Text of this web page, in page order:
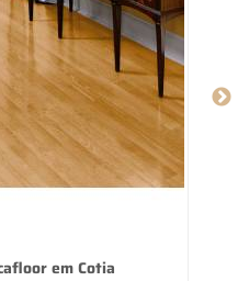
em Cotia